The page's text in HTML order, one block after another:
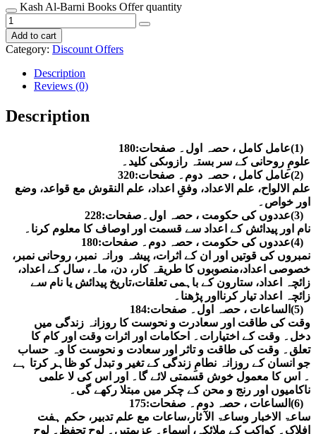
Kash Al-Barni Books Offer quantity
Add to cart
Category: Discount Offers
Description
Reviews (0)
Description
(1)عامل کامل ، حصہ اول۔ صفحات:180
علومِ روحانی کے سر بستہ رازوںکی کلید۔
(2)عامل کامل ، حصہ دوم۔ صفحات:320
علم الالواح، علم الاعداد، وفقِ اعداد، علم النقوش مع قواعد، وضع
اور خواص۔
(3)عددوں کی حکومت ، حصہ اول۔صفحات:228
نام اور پیدائش کے اعداد سے قسمت اور اوصاف کا معلوم کرنا۔
(4)عددوں کی حکومت ، حصہ دوم۔ صفحات:180
نمبروں کی قوتیں اور ان کے اثرات، پیشہ ورانہ نمبر، روحانی نمبر،
خصوصی اعداد،منصوبوں کا طریقہ کار، دن، ماہ، سال کے اعداد،
زائچہ اعداد، ستارون کے باہمی تعلقات،تاریخ پیدائش یا نام سے
زائچہ اعداد تیار کرنااور پڑھنا۔
(5)الساعات ، حصہ اول۔ صفحات:184
وقت کی طاقت اور سعادرت و نحوست کا روزانہ زندگی میں
دخل۔ وقت کے اختیارات۔ احکامات اور اثرات وقت اور کام کا
تعلق۔ وقت کی طاقت و تاثر اور سعادت و نحوست کا وہ حساب
جو انسان کے روزانہ نطامِ زندگی کے تغیر و تبدل کو ظاہر کرتا ہے
۔ اس کا معمول خوش قسمتی لائے گا۔ اور اس کی لا علمی
ناکامیوں اور رنج و محن کے چکر میں مبتلا رکھے گی۔
(6)الساعات ، حصہ دوم۔ صفحات:175
ساعۃ الاخبار وساعۃ الآ ثار،ساعات مع علم تدبیر، حکم ہفت
افلاک۔ کواکب کے ملائکہ، اسماء۔ عزیمتیں۔ لوح تحفظ۔ لوح